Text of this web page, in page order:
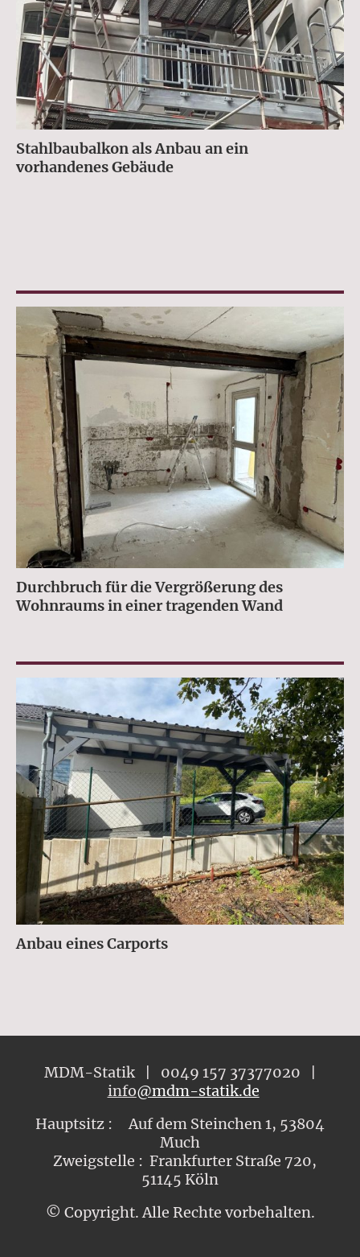
Stahlbaubalkon als Anbau an ein
vorhandenes Gebäude
Durchbruch für die Vergrößerung des
Wohnraums in einer tragenden Wand
Anbau eines Carports
MDM-Statik | 0049 157 37377020 |
info@mdm-statik.de
Hauptsitz : Auf dem Steinchen 1, 53804
Much
Zweigstelle : Frankfurter Straße 720,
51145 Köln
© Copyright. Alle Rechte vorbehalten.